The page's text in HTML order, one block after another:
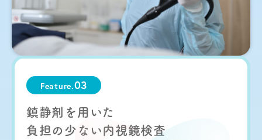
Feature.03
鎮静剤を用いた
負担の少ない内視鏡検査